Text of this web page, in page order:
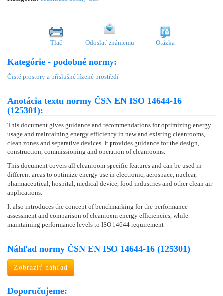
Tlač Odoslať známemu Otázka
Kategórie - podobné normy:
Čisté prostory a příslušné řízené prostředí
Anotácia textu normy ČSN EN ISO 14644-16
(125301):
This document gives guidance and recommendations for optimizing energy
usage and maintaining energy efficiency in new and existing cleanrooms,
clean zones and separative devices. It provides guidance for the design,
construction, commissioning and operation of cleanrooms.
This document covers all cleanroom-specific features and can be used in
different areas to optimize energy use in electronic, aerospace, nuclear,
pharmaceutical, hospital, medical device, food industries and other clean air
applications.
It also introduces the concept of benchmarking for the performance
assessment and comparison of cleanroom energy efficiencies, while
maintaining performance levels to ISO 14644 requirement
Náhľad normy ČSN EN ISO 14644-16 (125301)
Zobraziť náhľad
Doporučujeme: